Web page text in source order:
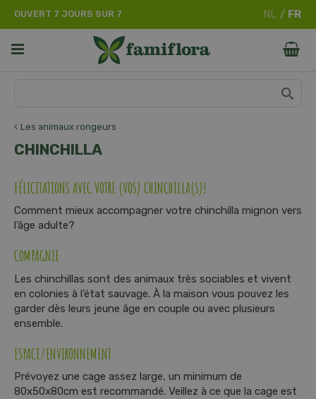
Les animaux rongeurs
OUVERT 7 JOURS SUR 7
CHINCHILLA
FÉLICITATIONS AVEC VOTRE (VOS) CHINCHILLA(S)!
Comment mieux accompagner votre chinchilla mignon vers
l’âge adulte?
COMPAGNIE
Les chinchillas sont des animaux très sociables et vivent
en colonies à l’état sauvage. À la maison vous pouvez les
garder dès leurs jeune âge en couple ou avec plusieurs
ensemble.
ESPACE/ENVIRONNEMENT
Prévoyez une cage assez large, un minimum de
80x50x80cm est recommandé. Veillez à ce que la cage est